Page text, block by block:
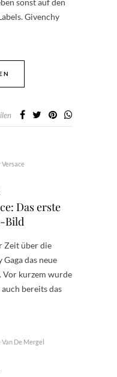
sonst auf den
Givenchy
Versace
Das erste
Bild
Zeit über die
das neue
Vor kurzem wurde
bereits das
De Mergel